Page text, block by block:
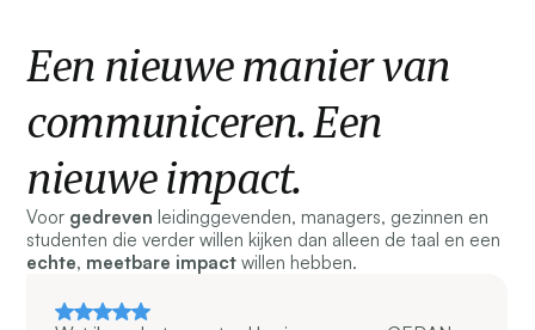
Een nieuwe manier van
communiceren. Een
nieuwe impact.
Voor gedreven leidinggevenden, managers, gezinnen en
studenten die verder willen kijken dan alleen de taal en een
echte, meetbare impactwillen hebben.